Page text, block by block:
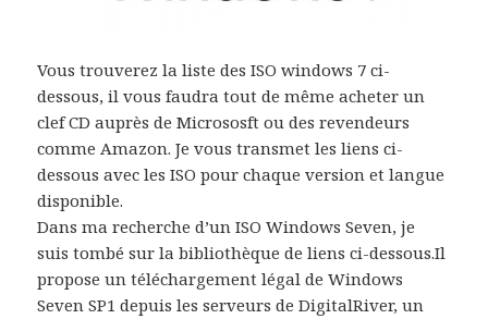
Vous trouverez la liste des ISO windows 7 ci-
dessous, il vous faudra tout de même acheter un
clef CD auprès de Micrososft ou des revendeurs
comme Amazon. Je vous transmet les liens ci-
dessous avec les ISO pour chaque version et langue
disponible.
Dans ma recherche d’un ISO Windows Seven, je
suis tombé sur la bibliothèque de liens ci-dessous.Il
propose un téléchargement légal de Windows
Seven SP1 depuis les serveurs de DigitalRiver, un